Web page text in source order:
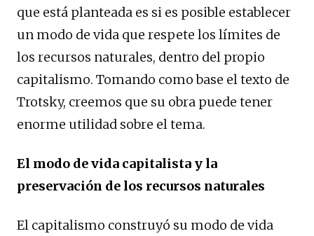
que está planteada es si es posible establecer
un modo de vida que respete los límites de
los recursos naturales, dentro del propio
capitalismo. Tomando como base el texto de
Trotsky, creemos que su obra puede tener
enorme utilidad sobre el tema.
El modo de vida capitalista y la
preservación de los recursos naturales
El capitalismo construyó su modo de vida